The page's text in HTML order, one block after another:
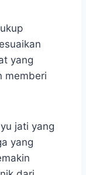
yang
memberi
jati yang
yang